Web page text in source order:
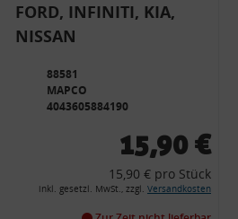
FORD, INFINITI, KIA,
NISSAN
88581
MAPCO
4043605884190
15,90 €
15,90 € pro Stück
inkl. gesetzl. MwSt., zzgl. Versandkosten